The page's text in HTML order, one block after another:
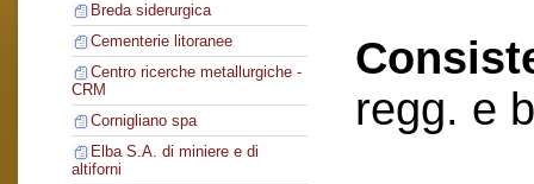
Breda siderurgica
Cementerie litoranee
Centro ricerche metallurgiche -
CRM
Cornigliano spa
Elba S.A. di miniere e di
altiforni
regg. e